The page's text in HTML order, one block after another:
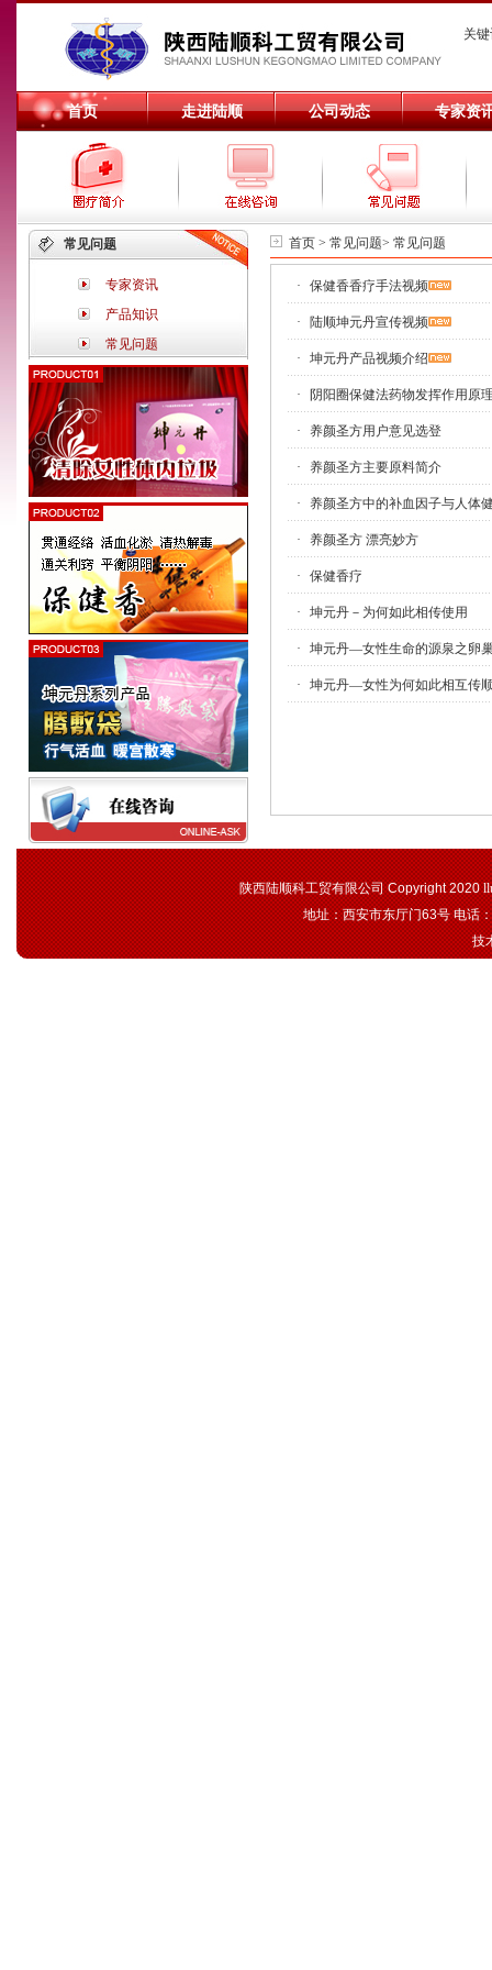
关
首页 走进陆顺 公司动态 专家资
常见问题
专家资讯
产品知识
常见问题
首页 > 常见问题> 常见问题
· 保健香香疗手法视频
· 陆顺坤元丹宣传视频
· 坤元丹产品视频介绍
· 阴阳圈保健法药物发挥作用原
· 养颜圣方用户意见选登
· 养颜圣方主要原料简介
· 养颜圣方中的补血因子与人体
· 养颜圣方 漂亮妙方
· 保健香疗
· 坤元丹－为何如此相传使用
· 坤元丹—女性生命的源泉之卵
· 坤元丹—女性为何如此相互传
陕西陆顺科工贸有限公司 Copyright 2020
地址：西安市东厅门63号 电话
技